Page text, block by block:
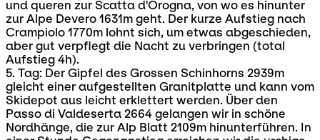
und queren zur Scatta d'Orogna, von wo es hinunter
zur Alpe Devero 1631m geht. Der kurze Aufstieg nach
Crampiolo 1770m lohnt sich, um etwas abgeschieden,
aber gut verpflegt die Nacht zu verbringen (total
Aufstieg 4h).
5. Tag: Der Gipfel des Grossen Schinhorns 2939m
gleicht einer aufgestellten Granitplatte und kann vom
Skidepot aus leicht erklettert werden. Über den
Passo di Valdeserta 2664 gelangen wir in schöne
Nordhänge, die zur Alp Blatt 2109m hinunterführen. In